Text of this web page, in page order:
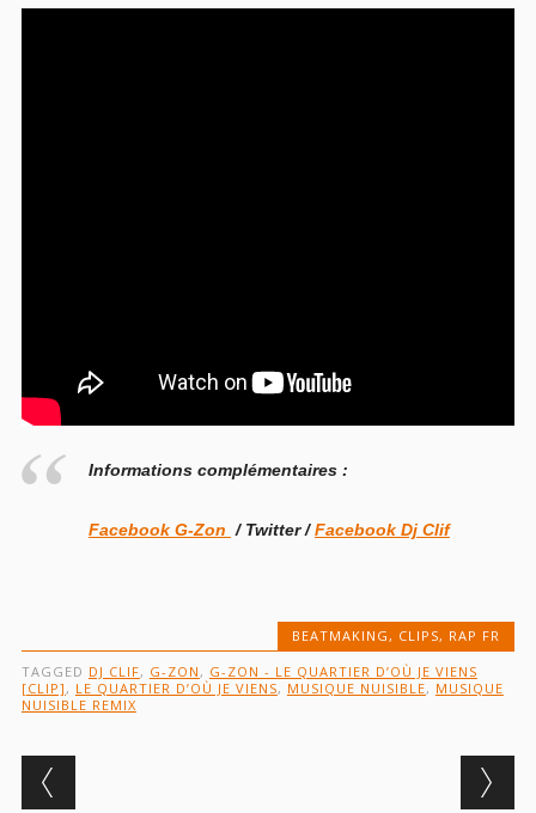
Informations complémentaires :
Facebook G-Zon / Twitter /Facebook Dj Clif
BEATMAKING, CLIPS, RAP FR
TAGGED DJ CLIF, G-ZON , G-ZON - LE QUARTIER D’OÙ JE VIENS
[CLIP] , LE QUARTIER D’OÙ JE VIENS, MUSIQUE NUISIBLE, MUSIQUE
NUISIBLE REMIX
Post navigation